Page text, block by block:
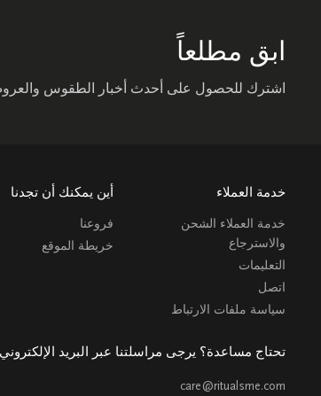
ابق مطلعاً
اشترك للحصول على أحدث أخبار الطقوس
خدمة العملاء
خدمة العملاء الشحن
والاسترجاع
التعليمات
اتصل
سياسة ملفات الارتباط
أين يمكنك أن تجدنا
فروعنا
خريطة الموقع
تحتاج مساعدة؟ يرجى مراسلتنا عبر البريد
care@ritualsme.com